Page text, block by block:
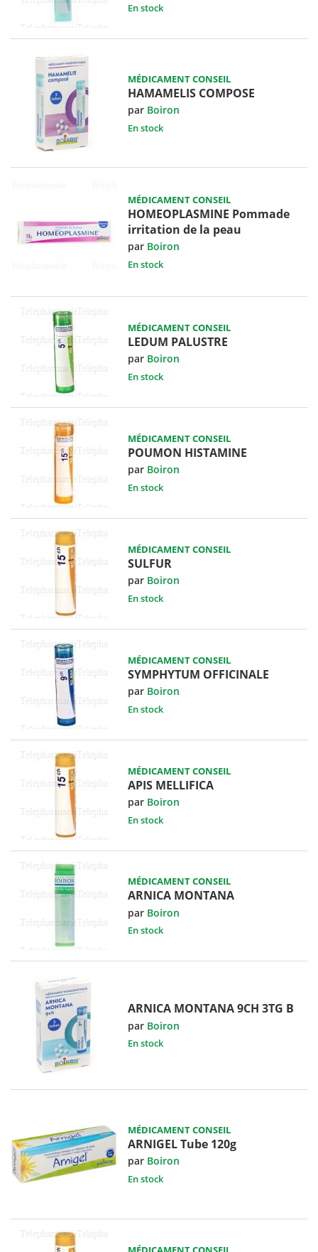
En stock
MÉDICAMENT CONSEIL
HAMAMELIS COMPOSE
par Boiron
En stock
MÉDICAMENT CONSEIL
HOMEOPLASMINE Pommade
irritation de la peau
par Boiron
En stock
MÉDICAMENT CONSEIL
LEDUM PALUSTRE
par Boiron
En stock
MÉDICAMENT CONSEIL
POUMON HISTAMINE
par Boiron
En stock
MÉDICAMENT CONSEIL
SULFUR
par Boiron
En stock
MÉDICAMENT CONSEIL
SYMPHYTUM OFFICINALE
par Boiron
En stock
MÉDICAMENT CONSEIL
APIS MELLIFICA
par Boiron
En stock
MÉDICAMENT CONSEIL
ARNICA MONTANA
par Boiron
En stock
ARNICA MONTANA 9CH 3TG B
par Boiron
En stock
MÉDICAMENT CONSEIL
ARNIGEL Tube 120g
par Boiron
En stock